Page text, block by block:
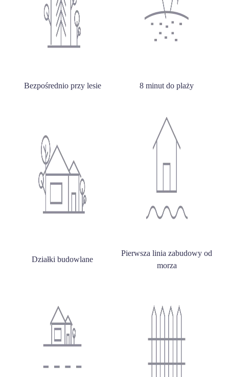
Bezpośrednio przy lesie 8 minut do plaży
Działki budowlane
Pierwsza linia zabudowy od
morza